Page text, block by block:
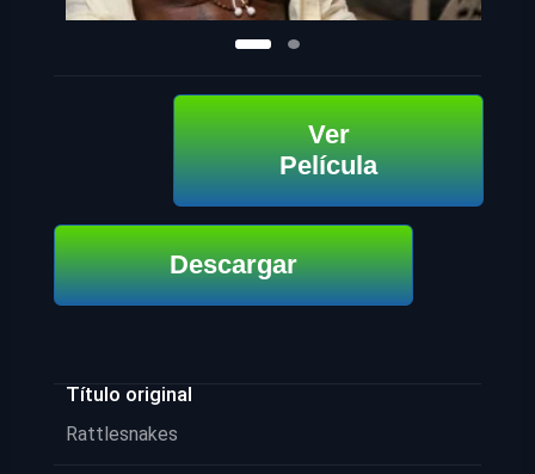
Ver
Película
Descargar
Título original
Rattlesnakes